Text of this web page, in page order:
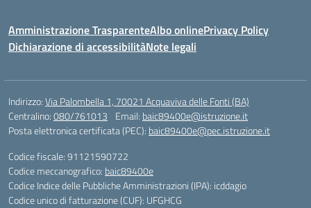
Amministrazione TrasparenteAlbo onlinePrivacy Policy
Dichiarazione di accessibilitàNote legali
Indirizzo:Via Palombella 1, 70021 Acquaviva delle Fonti (BA)
Centralino:080/761013 Email: baic89400e@istruzione.it
Posta elettronica certificata (PEC): baic89400e@pec.istruzione.it
Codice fiscale: 91121590722
Codice meccanografico: baic89400e
Codice Indice delle Pubbliche Amministrazioni (IPA): icddagio
Codice unico di fatturazione (CUF): UFGHCG